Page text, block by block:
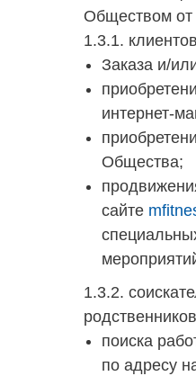
Обществом от
1.3.1.
Заказа и/
интернет-
Общества;
сайте
1.3.2.
поиска
по адресу